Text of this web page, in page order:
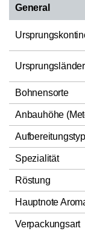
General
Ursprungsländer
Bohnensorte
Anbauhöhe
Aufbereitungstyp
Spezialität
Röstung
Hauptnote
Verpackungsart